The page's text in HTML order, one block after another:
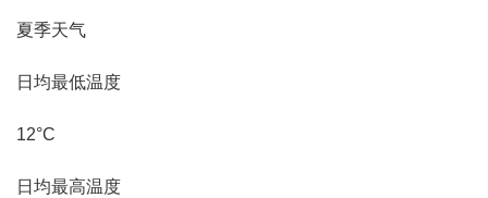
夏季天气
日均最低温度
12°C
日均最高温度